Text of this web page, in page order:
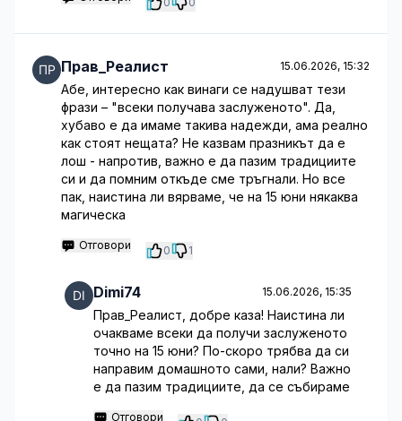
Прав_Реалист 15.06.2026, 15:32
Абе, интересно как винаги се надушват тези
фрази – "всеки получава заслуженото". Да,
хубаво е да имаме такива надежди, ама реално
как стоят нещата? Не казвам празникът да е
лош - напротив, важно е да пазим традициите
си и да помним откъде сме тръгнали. Но все
пак, наистина ли вярваме, че на 15 юни някаква
магическа
Отговори 0 1
Dimi74 15.06.2026, 15:35
Прав_Реалист, добре каза! Наистина ли
очакваме всеки да получи заслуженото
точно на 15 юни? По-скоро трябва да си
направим домашното сами, нали? Важно
е да пазим традициите, да се събираме
Отговори